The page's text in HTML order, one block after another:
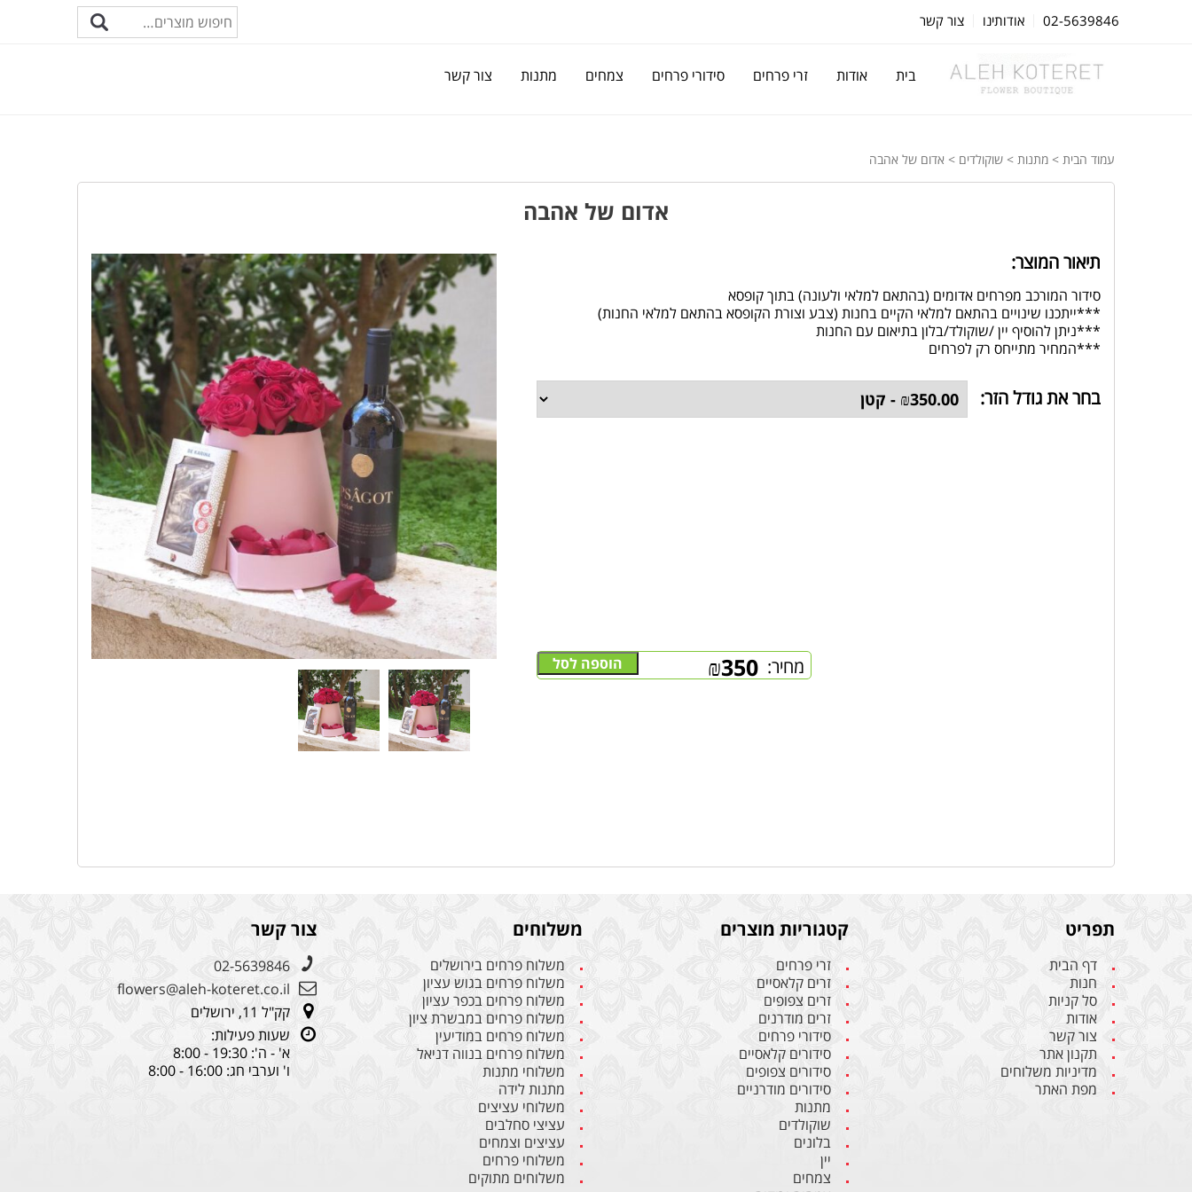
02-5639846 אודותינו צור קשר
בית אודות זרי פרחים סידורי פרחים צמחים מתנות צור קשר
עמוד הבית > מתנות > שוקולדים > אדום של אהבה
אדום של אהבה
תיאור המוצר:
סידור המורכב מפרחים אדומים (בהתאם למלאי ולעונה) בתוך קופסא
***ייתכנו שינויים בהתאם למלאי הקיים בחנות (צבע וצורת הקופסא בהתאם למלאי החנות)
***ניתן להוסיף יין /שוקולד/בלון בתיאום עם החנות
***המחיר מתייחס רק לפרחים
בחר את גודל הזר:
מחיר: ₪350 הוספה לסל
תפריט
דף הבית
חנות
סל קניות
אודות
צור קשר
תקנון אתר
מדיניות משלוחים
מפת האתר
קטגוריות מוצרים
זרי פרחים
זרים קלאסיים
זרים צפופים
זרים מודרנים
סידורי פרחים
סידורים קלאסיים
סידורים צפופים
סידורים מודרניים
מתנות
שוקולדים
בלונים
יין
צמחים
משלוחים
משלוח פרחים בירושלים
משלוח פרחים בגוש עציון
משלוח פרחים בכפר עציון
משלוח פרחים במבשרת ציון
משלוח פרחים במודיעין
משלוח פרחים בנווה דניאל
משלוחי מתנות
מתנות לידה
משלוחי עציצים
עציצי סחלבים
עציצים וצמחים
משלוחי פרחים
משלוחים מתוקים
צור קשר
02-5639846
flowers@aleh-koteret.co.il
קק"ל 11, ירושלים
שעות פעילות:
א' - ה': 19:30 - 8:00
ו' וערבי חג: 16:00 - 8:00